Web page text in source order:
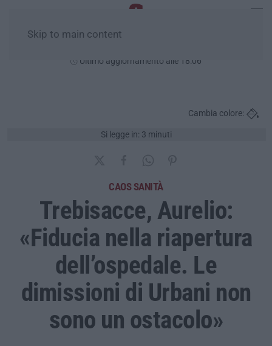
Skip to main content
Ultimo aggiornamento alle 18:06
Si legge in: 3 minuti
Cambia colore:
CAOS SANITÀ
Trebisacce, Aurelio:
«Fiducia nella riapertura
dell’ospedale. Le
dimissioni di Urbani non
sono un ostacolo»